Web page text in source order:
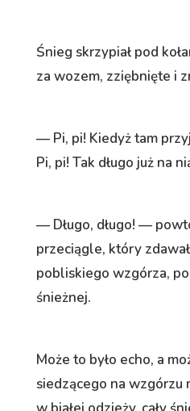
Śnieg skrzypiał pod
za wozem, zziębnięte i
— Pi, pi! Kiedyż tam
Pi, pi! Tak długo już na
— Długo, długo! —
przeciągle, który
pobliskiego wzgórza,
śnieżnej.
Może to było echo, a
siedzącego na wzgórzu